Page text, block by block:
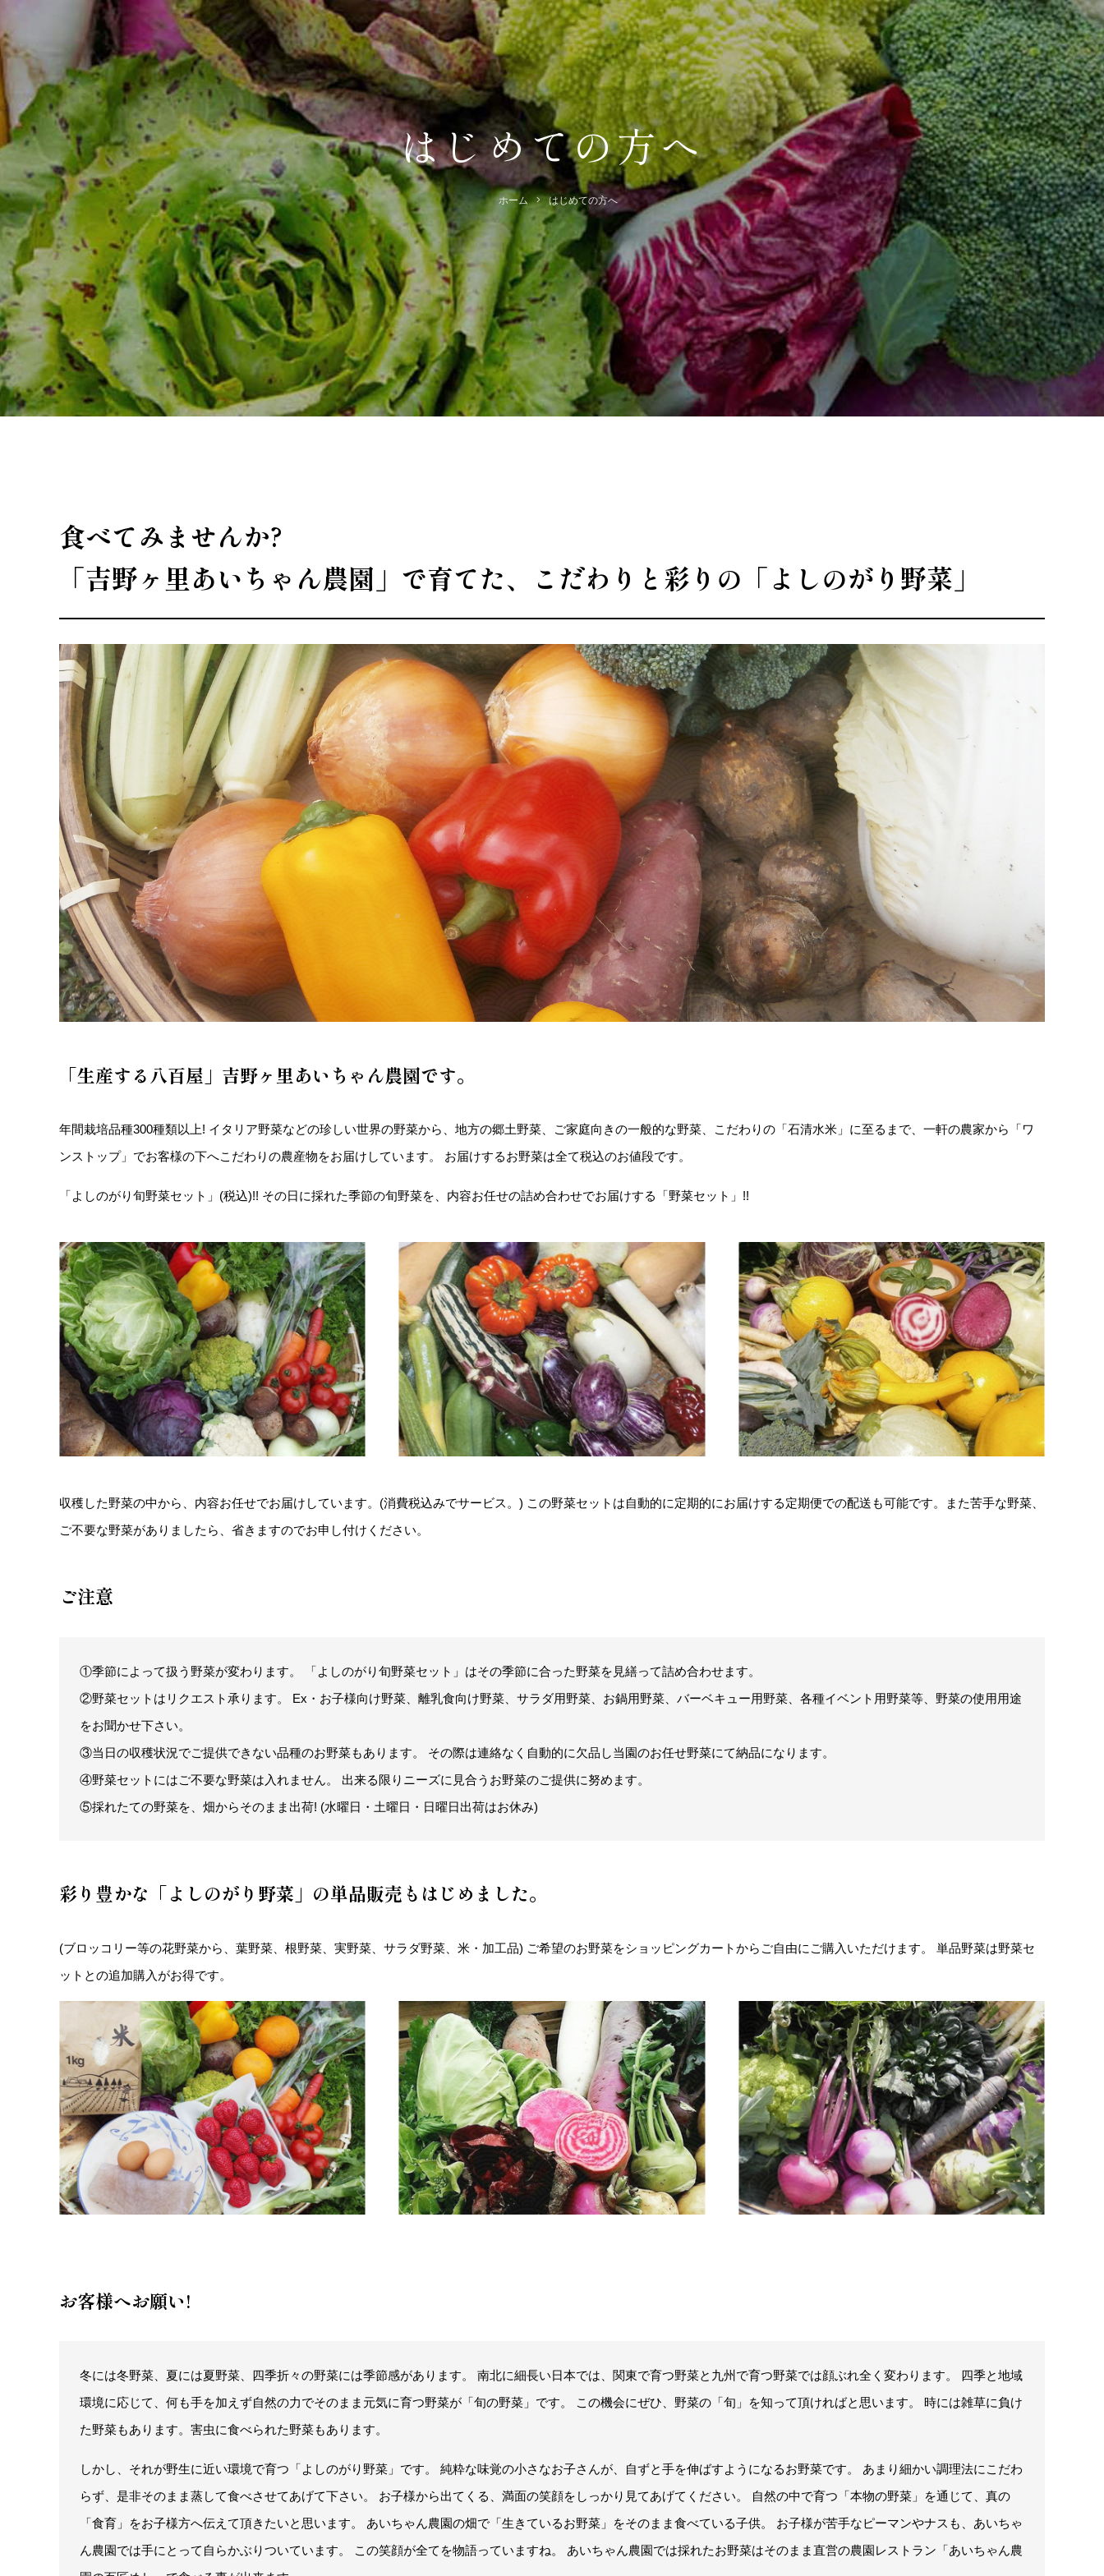
はじめての方へ
ホーム はじめての方へ
食べてみませんか?
「吉野ヶ里あいちゃん農園」で育てた、こだわりと彩りの「よしのがり野菜」
「生産する八百屋」吉野ヶ里あいちゃん農園です。
年間栽培品種300種類以上! イタリア野菜などの珍しい世界の野菜から、地方の郷土野菜、ご家庭向きの一般的な野菜、こだわりの「石清水米」に至るまで、一軒の農家から「ワ
ンストップ」でお客様の下へこだわりの農産物をお届けしています。 お届けするお野菜は全て税込のお値段です。
「よしのがり旬野菜セット」(税込)!! その日に採れた季節の旬野菜を、内容お任せの詰め合わせでお届けする「野菜セット」!!
収穫した野菜の中から、内容お任せでお届けしています。(消費税込みでサービス。) この野菜セットは自動的に定期的にお届けする定期便での配送も可能です。また苦手な野菜、
ご不要な野菜がありましたら、省きますのでお申し付けください。
ご注意
①季節によって扱う野菜が変わります。 「よしのがり旬野菜セット」はその季節に合った野菜を見繕って詰め合わせます。
②野菜セットはリクエスト承ります。 Ex・お子様向け野菜、離乳食向け野菜、サラダ用野菜、お鍋用野菜、バーベキュー用野菜、各種イベント用野菜等、野菜の使用用途
をお聞かせ下さい。
③当日の収穫状況でご提供できない品種のお野菜もあります。 その際は連絡なく自動的に欠品し当園のお任せ野菜にて納品になります。
④野菜セットにはご不要な野菜は入れません。 出来る限りニーズに見合うお野菜のご提供に努めます。
⑤採れたての野菜を、畑からそのまま出荷! (水曜日・土曜日・日曜日出荷はお休み)
彩り豊かな「よしのがり野菜」の単品販売もはじめました。
(ブロッコリー等の花野菜から、葉野菜、根野菜、実野菜、サラダ野菜、米・加工品) ご希望のお野菜をショッピングカートからご自由にご購入いただけます。 単品野菜は野菜セ
ットとの追加購入がお得です。
お客様へお願い!
冬には冬野菜、夏には夏野菜、四季折々の野菜には季節感があります。 南北に細長い日本では、関東で育つ野菜と九州で育つ野菜では顔ぶれ全く変わります。 四季と地域
環境に応じて、何も手を加えず自然の力でそのまま元気に育つ野菜が「旬の野菜」です。 この機会にぜひ、野菜の「旬」を知って頂ければと思います。 時には雑草に負け
た野菜もあります。害虫に食べられた野菜もあります。
しかし、それが野生に近い環境で育つ「よしのがり野菜」です。 純粋な味覚の小さなお子さんが、自ずと手を伸ばすようになるお野菜です。 あまり細かい調理法にこだわ
らず、是非そのまま蒸して食べさせてあげて下さい。 お子様から出てくる、満面の笑顔をしっかり見てあげてください。 自然の中で育つ「本物の野菜」を通じて、真の
「食育」をお子様方へ伝えて頂きたいと思います。 あいちゃん農園の畑で「生きているお野菜」をそのまま食べている子供。 お子様が苦手なピーマンやナスも、あいちゃ
ん農園では手にとって自らかぶりついています。 この笑顔が全てを物語っていますね。 あいちゃん農園では採れたお野菜はそのまま直営の農園レストラン「あいちゃん農